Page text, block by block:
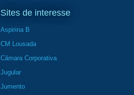
Sites de interesse
Aspirina B
CM Lousada
Câmara Corporativa
Jugular
Jumento